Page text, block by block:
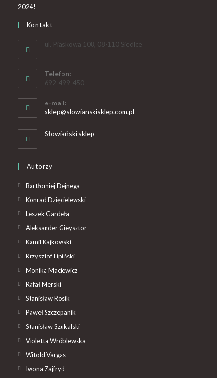
Kontakt
ul. Piaskowa 108, 08-110 Siedlce
Telefon:
692-499-450
e-mail:
sklep@slowianskisklep.com.pl
Słowiański sklep
Autorzy
Bartłomiej Dejnega
Konrad Dzięcielewski
Leszek Gardeła
Aleksander Gieysztor
Kamil Kajkowski
Krzysztof Lipiński
Monika Maciewicz
Rafał Merski
Stanisław Rosik
Paweł Szczepanik
Stanisław Szukalski
Violetta Wróblewska
Witold Vargas
Iwona Zajfryd